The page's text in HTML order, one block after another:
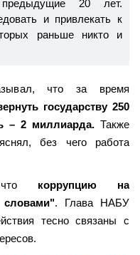
20 лет.
и привлекать к
раньше никто и
что за время
государству 250
– 2 миллиарда. Также
без чего работа
что коррупцию на
словами". Глава НАБУ
тесно связаны с